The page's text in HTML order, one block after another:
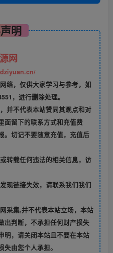
明
网
络，仅供大家学习与参考，如
，进行删除处理。
并不代表本站赞同其观点和对
面留下的联系方式和充值费
。切记不要随意充值，充值后
转载任何违法的相关信息，访
现链接失效，请联系我们我们
采集,并不代表本站立场，本站
出判断，不承担任何财产损失
明，请关闭本站且不要在本站
由您个人承担。